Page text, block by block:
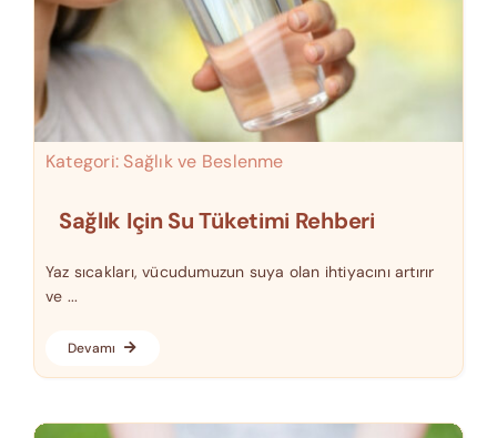
Kategori: Sağlık ve Beslenme
Sağlık Için Su Tüketimi Rehberi
Yaz sıcakları, vücudumuzun suya olan ihtiyacını artırır
ve ...
Devamı